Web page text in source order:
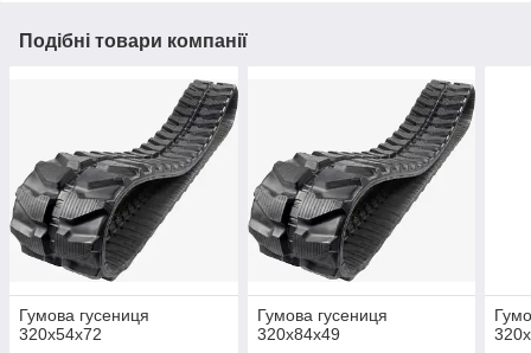
Подібні товари компанії
Гумова гусениця
320х54х72
Гумова гусениця
320х84х49